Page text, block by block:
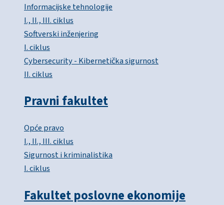
Informacijske tehnologije
I., II., III. ciklus
Softverski inženjering
I. ciklus
Cybersecurity - Kibernetička sigurnost
II. ciklus
Pravni fakultet
Opće pravo
I., II., III. ciklus
Sigurnost i kriminalistika
I. ciklus
Fakultet poslovne ekonomije